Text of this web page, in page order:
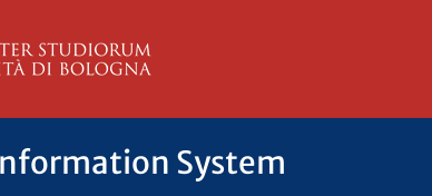
System